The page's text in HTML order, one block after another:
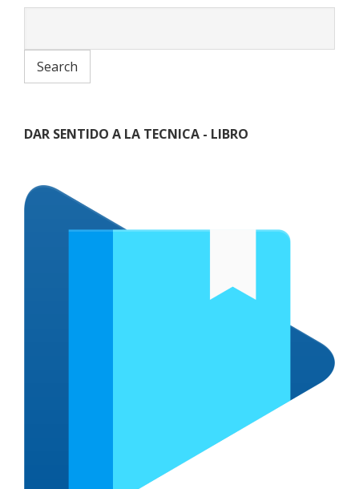
DAR SENTIDO A LA TECNICA - LIBRO